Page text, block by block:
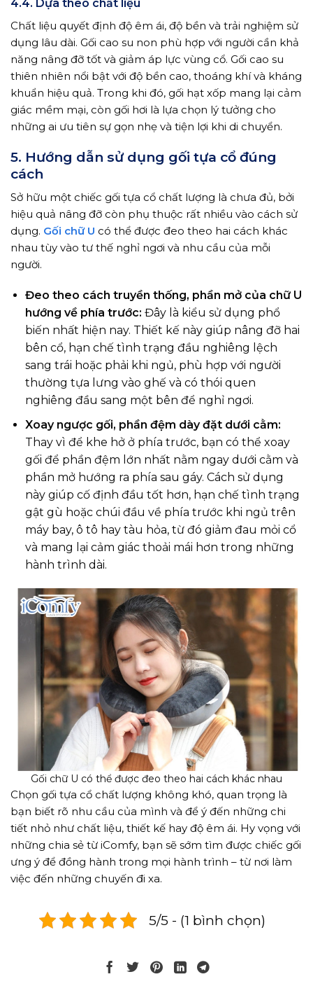
4.4. Dựa theo chất liệu
Chất liệu quyết định độ êm ái, độ bền và trải nghiệm sử
dụng lâu dài. Gối cao su non phù hợp với người cần khả
năng nâng đỡ tốt và giảm áp lực vùng cổ. Gối cao su
thiên nhiên nổi bật với độ bền cao, thoáng khí và kháng
khuẩn hiệu quả. Trong khi đó, gối hạt xốp mang lại cảm
giác mềm mại, còn gối hơi là lựa chọn lý tưởng cho
những ai ưu tiên sự gọn nhẹ và tiện lợi khi di chuyển.
5. Hướng dẫn sử dụng gối tựa cổ đúng
cách
Sở hữu một chiếc gối tựa cổ chất lượng là chưa đủ, bởi
hiệu quả nâng đỡ còn phụ thuộc rất nhiều vào cách sử
dụng. Gối chữ U có thể được đeo theo hai cách khác
nhau tùy vào tư thế nghỉ ngơi và nhu cầu của mỗi
người.
Đeo theo cách truyền thống, phần mở của chữ U
hướng về phía trước: Đây là kiểu sử dụng phổ
biến nhất hiện nay. Thiết kế này giúp nâng đỡ hai
bên cổ, hạn chế tình trạng đầu nghiêng lệch
sang trái hoặc phải khi ngủ, phù hợp với người
thường tựa lưng vào ghế và có thói quen
nghiêng đầu sang một bên để nghỉ ngơi.
Xoay ngược gối, phần đệm dày đặt dưới cằm:
Thay vì để khe hở ở phía trước, bạn có thể xoay
gối để phần đệm lớn nhất nằm ngay dưới cằm và
phần mở hướng ra phía sau gáy. Cách sử dụng
này giúp cố định đầu tốt hơn, hạn chế tình trạng
gật gù hoặc chúi đầu về phía trước khi ngủ trên
máy bay, ô tô hay tàu hỏa, từ đó giảm đau mỏi cổ
và mang lại cảm giác thoải mái hơn trong những
hành trình dài.
Gối chữ U có thể được đeo theo hai cách khác nhau
Chọn gối tựa cổ chất lượng không khó, quan trọng là
bạn biết rõ nhu cầu của mình và để ý đến những chi
tiết nhỏ như chất liệu, thiết kế hay độ êm ái. Hy vọng với
những chia sẻ từ iComfy, bạn sẽ sớm tìm được chiếc gối
ưng ý để đồng hành trong mọi hành trình – từ nơi làm
việc đến những chuyến đi xa.
5/5 - (1 bình chọn)